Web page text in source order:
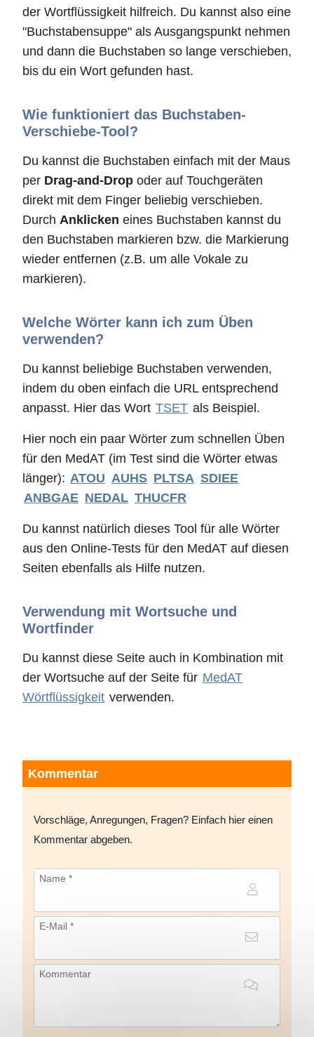
der Wortflüssigkeit hilfreich. Du kannst also eine
"Buchstabensuppe" als Ausgangspunkt nehmen
und dann die Buchstaben so lange verschieben,
bis du ein Wort gefunden hast.
Wie funktioniert das Buchstaben-
Verschiebe-Tool?
Du kannst die Buchstaben einfach mit der Maus
per Drag-and-Drop oder auf Touchgeräten
direkt mit dem Finger beliebig verschieben.
Durch Anklicken eines Buchstaben kannst du
den Buchstaben markieren bzw. die Markierung
wieder entfernen (z.B. um alle Vokale zu
markieren).
Welche Wörter kann ich zum Üben
verwenden?
Du kannst beliebige Buchstaben verwenden,
indem du oben einfach die URL entsprechend
anpasst. Hier das Wort TSET als Beispiel.
Hier noch ein paar Wörter zum schnellen Üben
für den MedAT (im Test sind die Wörter etwas
länger): ATOU AUHS PLTSA SDIEE
ANBGAE NEDAL THUCFR
Du kannst natürlich dieses Tool für alle Wörter
aus den Online-Tests für den MedAT auf diesen
Seiten ebenfalls als Hilfe nutzen.
Verwendung mit Wortsuche und
Wortfinder
Du kannst diese Seite auch in Kombination mit
der Wortsuche auf der Seite für MedAT
Wörtflüssigkeit verwenden.
Kommentar
Vorschläge, Anregungen, Fragen? Einfach hier einen
Kommentar abgeben.
Name *
E-Mail *
Kommentar